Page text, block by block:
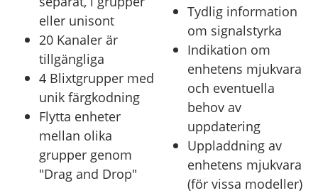
eller unisont
20 Kanaler är
tillgängliga
4 Blixtgrupper med
unik färgkodning
Flytta enheter
mellan olika
grupper genom
"Drag and Drop"
Tydlig information
om signalstyrka
Indikation om
enhetens mjukvara
och eventuella
behov av
uppdatering
Uppladdning av
enhetens mjukvara
(för vissa modeller)